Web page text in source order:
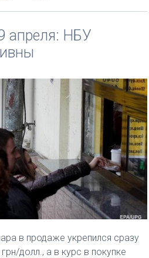
апреля: НБУ
в продаже укрепился сразу
долл., а в курс в покупке